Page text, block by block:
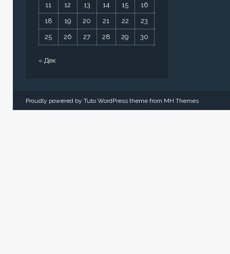
11 12 13 14 15 16
18 19 20 21 22 23
25 26 27 28 29 30
« Дек
Proudly powered by Tuto WordPress theme from MH Themes